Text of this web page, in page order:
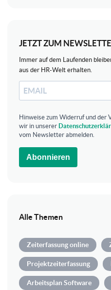
JETZT ZUM
Immer auf dem Laufenden
aus der HR-Welt erhalten.
Hinweise zum Widerruf und der
wir in unserer
vom Newsletter abmelden.
Abonnieren
Alle Themen
Zeiterfassung online
Projektzeiterfassung
Arbeitsplan Software